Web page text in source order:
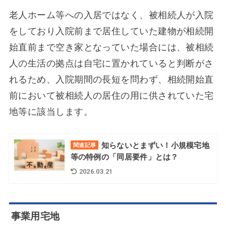
老人ホーム等への入居ではなく、被相続人が入院
をしており入院前まで居住していた建物が相続開
始直前まで空き家となっていた場合には、被相続
人の生活の拠点は自宅に置かれていると判断がさ
れるため、入院期間の長短を問わず、相続開始直
前において被相続人の居住の用に供されていた宅
地等に該当します。
関連記事
知らないとまずい！小規模宅地
等の特例の「同居要件」とは？
2026.03.21
事業用宅地